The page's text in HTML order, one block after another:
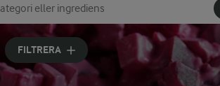
eller ingrediens
för att få förslag
FILTRERA